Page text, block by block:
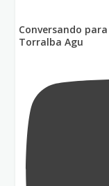
Conversando
Torralba Agu